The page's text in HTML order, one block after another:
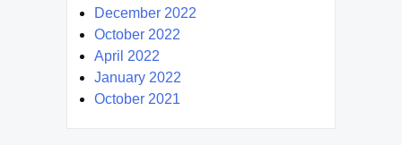
December 2022
October 2022
April 2022
January 2022
October 2021